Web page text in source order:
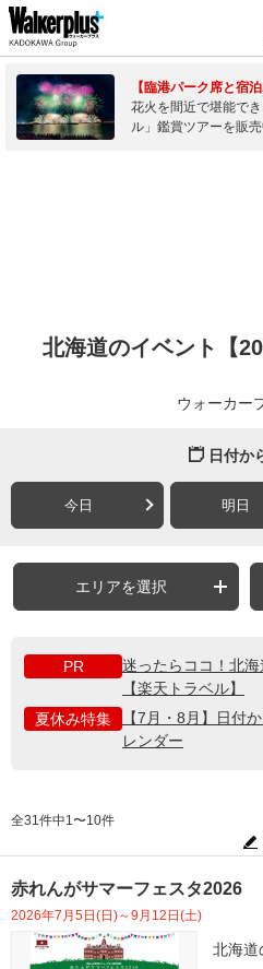
【臨港パーク席と宿
花火を間近で堪能で
ル」鑑賞ツアーを販
北海道のイベント【
ウォーカー
日付か
今日 明日
エリアを選択
PR
迷ったらココ！北
【楽天トラベル】
夏休み特集
【7月・8月】日付
レンダー
全31件中1〜10件
赤れんがサマーフェスタ2026
2026年7月5日(日)～9月12日(土)
北海道